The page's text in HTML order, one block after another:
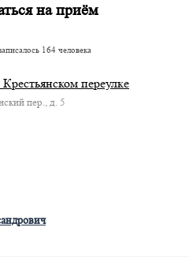
на приём
164 человека
переулке
пер., д. 5